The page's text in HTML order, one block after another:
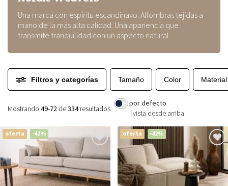
Una marca con espíritu escandinavo. Alfombras tejidas a
mano de la más alta calidad. Una apariencia que
transmite tranquilidad con un aspecto natural.
Filtros y categorías Tamaño Color Material
por defecto
vista desde arriba
Mostrando 49-72 de334resultados
oferta -42% oferta -42%